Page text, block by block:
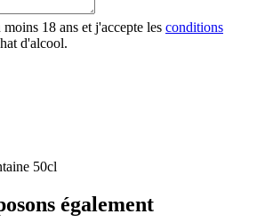
18 ans et j'accepte les conditions
d'alcool.
50cl
également